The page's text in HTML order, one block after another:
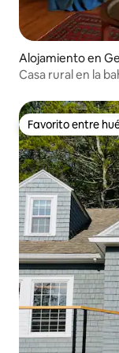
Alojamiento en
Casa rural en la
Favorito entre
Favorito entre